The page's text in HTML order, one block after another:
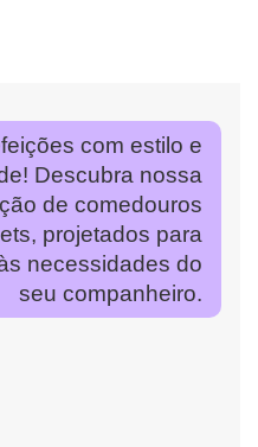
com estilo e
Descubra nossa
de comedouros
projetados para
necessidades do
seu companheiro.